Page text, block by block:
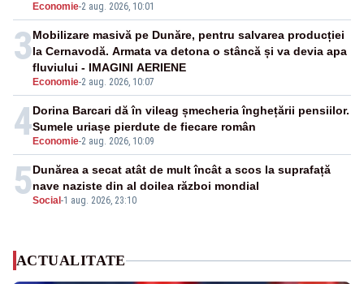
Economie-2 aug. 2026, 10:01
3
Economie-2 aug. 2026, 10:07
Mobilizare masivă pe Dunăre, pentru salvarea producției
la Cernavodă. Armata va detona o stâncă și va devia apa
fluviului - IMAGINI AERIENE
4 Economie-2 aug. 2026, 10:09
Dorina Barcari dă în vileag șmecheria înghețării pensiilor.
Sumele uriașe pierdute de fiecare român
5Social -1 aug. 2026, 23:10
Dunărea a secat atât de mult încât a scos la suprafață
nave naziste din al doilea război mondial
ACTUALITATE